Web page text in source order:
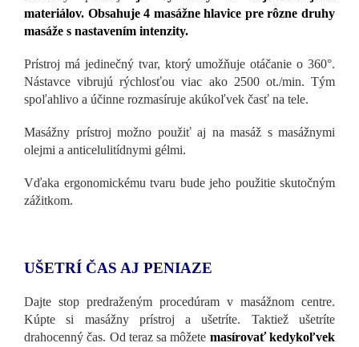
materiálov. Obsahuje 4 masážne hlavice pre rôzne druhy
masáže s nastavením intenzity.
Prístroj má jedinečný tvar, ktorý umožňuje otáčanie o 360°.
Nástavce vibrujú rýchlosťou viac ako 2500 ot./min. Tým
spoľahlivo a účinne rozmasíruje akúkoľvek časť na tele.
Masážny prístroj možno použiť aj na masáž s masážnymi
olejmi a anticelulitídnymi gélmi.
Vďaka ergonomickému tvaru bude jeho použitie skutočným
zážitkom.
UŠETRÍ ČAS AJ PENIAZE
Dajte stop predraženým procedúram v masážnom centre.
Kúpte si masážny prístroj a ušetríte. Taktiež ušetríte
drahocenný čas. Od teraz sa môžete masírovať kedykoľvek